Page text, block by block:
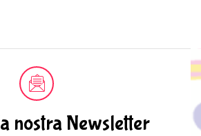
nostra Newsletter